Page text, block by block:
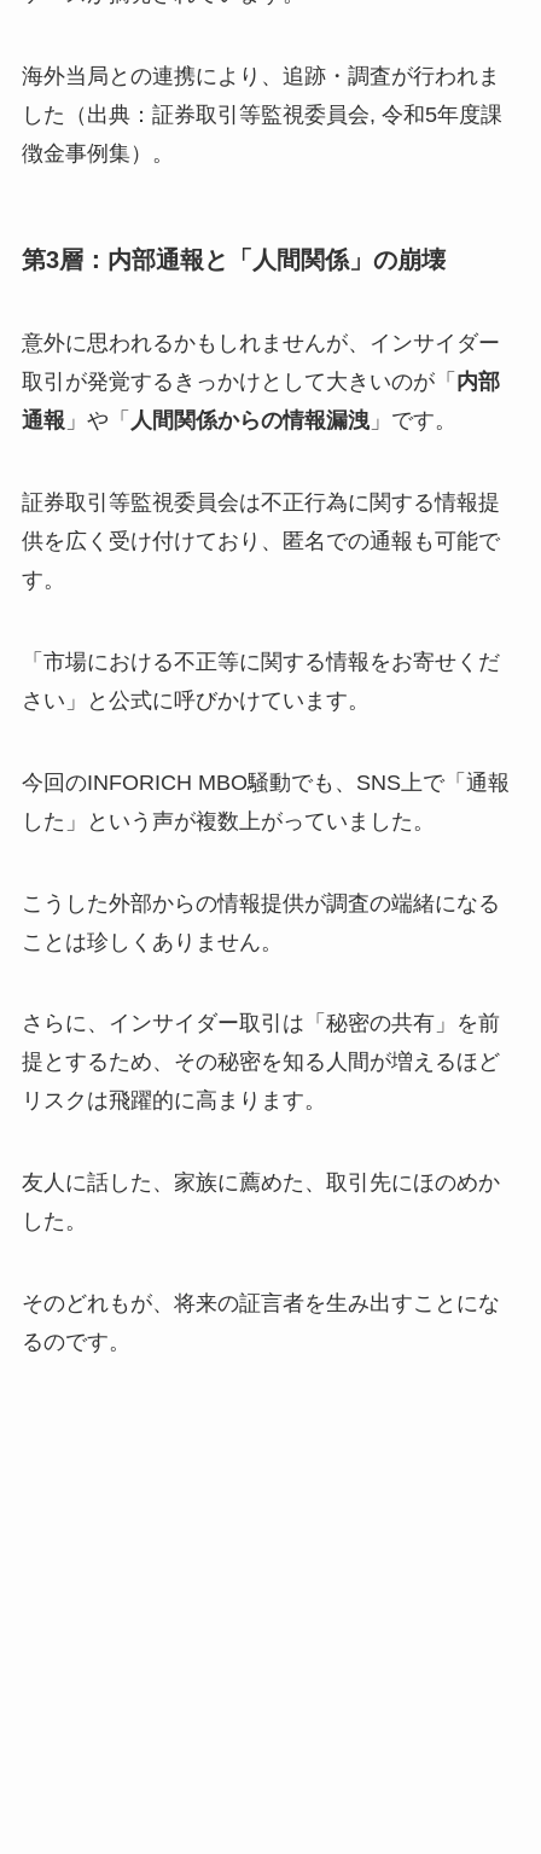
海外当局との連携により、追跡・調査が行われま
した（出典：証券取引等監視委員会, 令和5年度課
徴金事例集）。
第3層：内部通報と「人間関係」の崩壊
意外に思われるかもしれませんが、インサイダー
取引が発覚するきっかけとして大きいのが「 内部
通報 」や「 人間関係からの情報漏洩」です。
証券取引等監視委員会は不正行為に関する情報提
供を広く受け付けており、匿名での通報も可能で
す。
「市場における不正等に関する情報をお寄せくだ
さい」と公式に呼びかけています。
今回のINFORICH MBO騒動でも、SNS上で「通報
した」という声が複数上がっていました。
こうした外部からの情報提供が調査の端緒になる
ことは珍しくありません。
さらに、インサイダー取引は「秘密の共有」を前
提とするため、その秘密を知る人間が増えるほど
リスクは飛躍的に高まります。
友人に話した、家族に薦めた、取引先にほのめか
した。
そのどれもが、将来の証言者を生み出すことにな
るのです。